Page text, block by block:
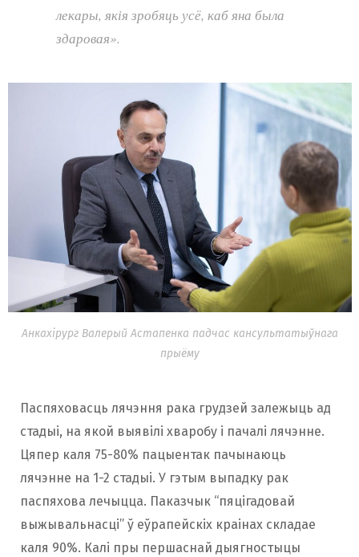
лекары, якія зробяць усё, каб яна была
здаровая».
Анкахірург Валерый Астапенка падчас кансультатыўнага
прыёму
Паспяховасць лячэння рака грудзей залежыць ад
стадыі, на якой выявілі хваробу і пачалі лячэнне.
Цяпер каля 75-80% пацыентак пачынаюць
лячэнне на 1-2 стадыі. У гэтым выпадку рак
паспяхова лечыцца. Паказчык “пяцігадовай
выжывальнасці” ў еўрапейскіх краінах складае
каля 90%. Калі пры першаснай дыягностыцы